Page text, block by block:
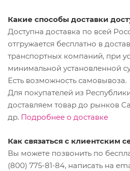
Какие способы доставки
Доступна доставка по всей
отгружается бесплатно в
транспортных компаний, при
минимальной установленной
Есть возможность самовывоза.
Для покупателей из
доставляем товар до рынков
др. Подробнее о доставке
Как связаться с клиентским
Вы можете позвонить по
(800) 775-81-84, написать на